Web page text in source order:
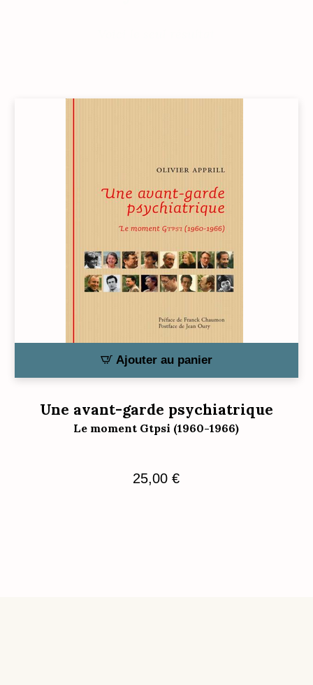
Ajouter au panier
Une avant-garde psychiatrique
Le moment Gtpsi (1960-1966)
25,00 €